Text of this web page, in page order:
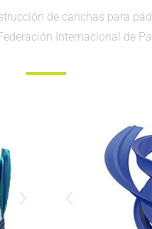
de canchas para
Internacional de